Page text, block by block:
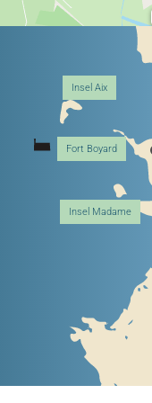
Insel Aix
Insel Madame
Fort Boyard